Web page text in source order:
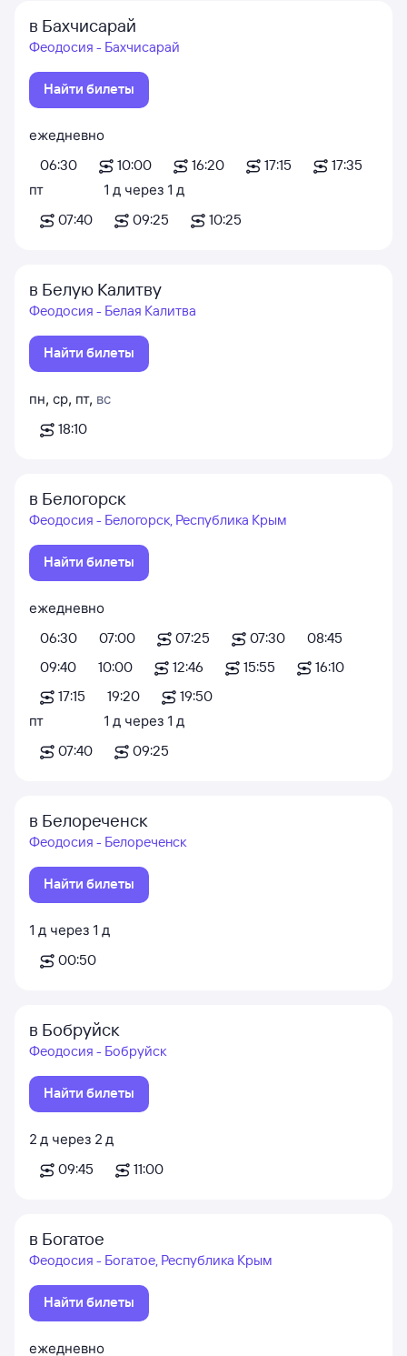
в Бахчисарай
Феодосия - Бахчисарай
Найти билеты
ежедневно
06:30
10:00 16:20 17:15
17:35
пт
07:40
1 д через 1 д
09:25
10:25
в Белую Калитву
Феодосия - Белая Калитва
Найти билеты
пн, ср, пт, вс
18:10
в Белогорск
Феодосия - Белогорск, Республика Крым
Найти билеты
ежедневно
06:30
07:00 07:25 07:30
08:45
09:40
10:00 12:46 15:55
16:10
17:15
19:20
19:50
пт
07:40
1 д через 1 д
09:25
в Белореченск
Феодосия - Белореченск
Найти билеты
1 д через 1 д
00:50
в Бобруйск
Феодосия - Бобруйск
Найти билеты
2 д через 2 д
09:45
11:00
в Богатое
Феодосия - Богатое, Республика Крым
Найти билеты
ежедневно